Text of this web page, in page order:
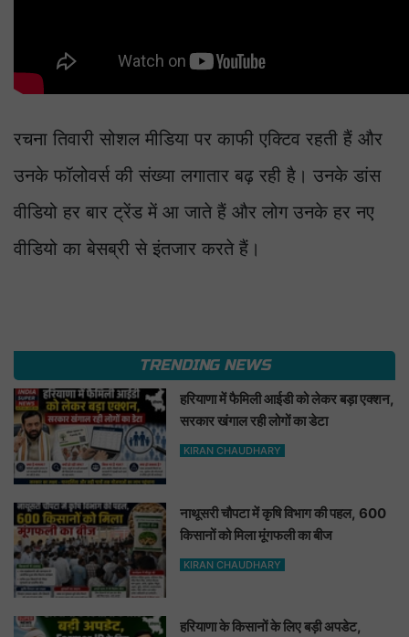
रचना तिवारी सोशल मीडिया पर काफी एक्टिव रहती हैं और
उनके फॉलोवर्स की संख्या लगातार बढ़ रही है। उनके डांस
वीडियो हर बार ट्रेंड में आ जाते हैं और लोग उनके हर नए
वीडियो का बेसब्री से इंतजार करते हैं।
TRENDING NEWS
हरियाणा में फैमिली आईडी को लेकर बड़ा एक्शन,
सरकार खंगाल रही लोगों का डेटा
KIRAN CHAUDHARY
नाथूसरी चौपटा में कृषि विभाग की पहल, 600
किसानों को मिला मूंगफली का बीज
KIRAN CHAUDHARY
हरियाणा के किसानों के लिए बड़ी अपडेट,